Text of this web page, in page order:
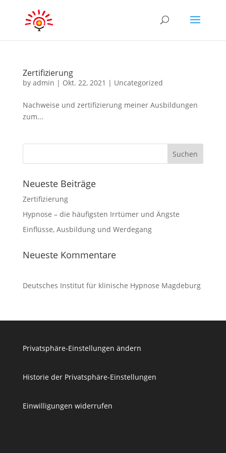
Zertifizierung
by admin | Okt. 22, 2021 | Uncategorized
Nachweise und zertifizierung meiner Ausbildungen
zum...
Neueste Beiträge
Zertifizierung
Hypnose – die häufigsten Irrtümer und Ängste
Einflüsse, Ausbildung und Werdegang
Neueste Kommentare
Deutsches Institut für klinische Hypnose Magdeburg
Privatsphäre-Einstellungen ändern
Historie der Privatsphäre-Einstellungen
Einwilligungen widerrufen